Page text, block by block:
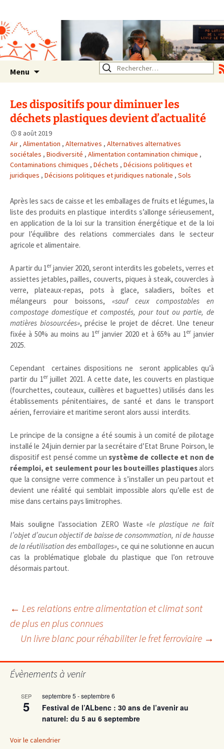
Rhône Alpes
Un environnement sain pour
la santé de tous
Menu Rechercher :
Les dispositifs pour diminuer les
déchets plastiques devient d’actualité
8 août 2019
Air , Alimentation , Alternatives , Alternatives alternatives
sociétales , Biodiversité , Alimentation contamination chimique ,
Contaminations chimiques , Déchets , Décisions politiques et
juridiques , Décisions politiques et juridiques nationale , Sols
Après les sacs de caisse et les emballages de fruits et légumes, la
liste des produits en plastique interdits s’allonge sérieusement,
en application de la loi sur la transition énergétique et de la loi
pour l’équilibre des relations commerciales dans le secteur
agricole et alimentaire.
A partir du 1er janvier 2020, seront interdits les gobelets, verres et
assiettes jetables, pailles, couverts, piques à steak, couvercles à
verre, plateaux-repas, pots à glace, saladiers, boîtes et
mélangeurs pour boissons, «sauf ceux compostables en
compostage domestique et compostés, pour tout ou partie, de
matières biosourcées», précise le projet de décret. Une teneur
fixée à 50% au moins au 1er janvier 2020 et à 65% au 1er janvier
2025.
Cependant certaines dispositions ne seront applicables qu’à
partir du 1erjuillet 2021. A cette date, les couverts en plastique
(fourchettes, couteaux, cuillères et baguettes) utilisés dans les
établissements pénitentiaires, de santé et dans le transport
aérien, ferroviaire et maritime seront alors aussi interdits.
Le principe de la consigne a été soumis à un comité de pilotage
installé le 24 juin dernier par la secrétaire d’Etat Brune Poirson, le
dispositif est pensé comme un système de collecte et non de
réemploi, et seulement pour les bouteilles plastiquesalors
que la consigne verre commence à s’installer un peu partout et
devient une réalité qui semblait impossible alors qu’elle est de
mise dans certains pays limitrophes.
Mais souligne l’association ZERO Waste «le plastique ne fait
l’objet d’aucun objectif de baisse de consommation, ni de hausse
de la réutilisation des emballages», ce qui ne solutionne en aucun
cas la problématique globale du plastique que l’on retrouve
désormais partout.
Navigation
des
articles
← Les relations entre alimentation et climat sont
de plus en plus connues
Un livre blanc pour réhabiliter le fret ferroviaire →
Évènements à venir
SEP
5
septembre 5 -septembre 6
Festival de l’ALbenc : 30 ans de l’avenir au
naturel: du 5 au 6 septembre
Voir le calendrier